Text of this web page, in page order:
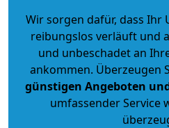
Wir sorgen dafür, dass Ihr
reibungslos verläuft und
und unbeschadet an
ankommen. Überzeugen
günstigen Angeboten
umfassender Service